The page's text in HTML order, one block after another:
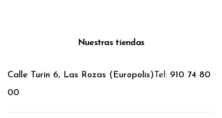
Nuestras tiendas
Calle Turín 6, Las Rozas (Europolis)Tel: 910 74 80
00